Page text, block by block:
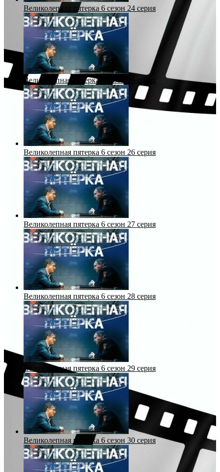
Великолепная пятерка 6 сезон 24 серия
Великолепная пятерка 6 сезон 25 серия
Великолепная пятерка 6 сезон 26 серия
Великолепная пятерка 6 сезон 27 серия
Великолепная пятерка 6 сезон 28 серия
Великолепная пятерка 6 сезон 29 серия
Великолепная пятерка 6 сезон 30 серия